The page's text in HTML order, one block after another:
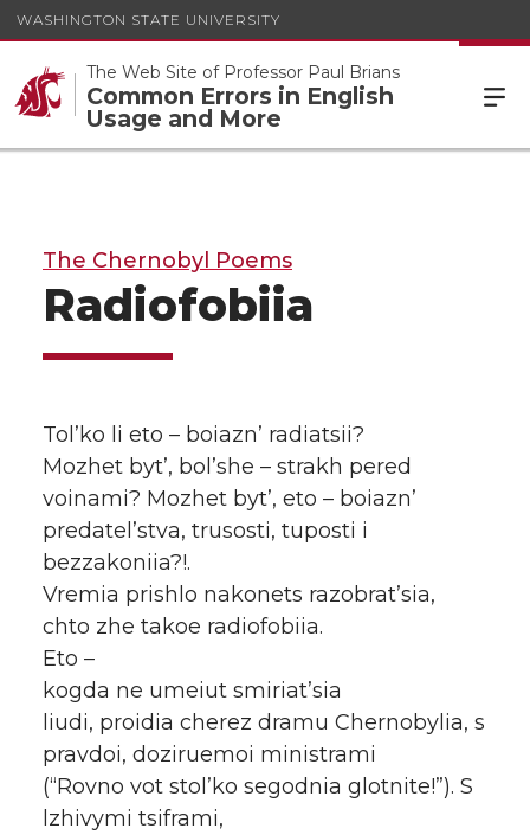
WASHINGTON STATE UNIVERSITY
The Web Site of Professor Paul Brians
Common Errors in English
Usage and More
The Chernobyl Poems
Radiofobiia
Tol’ko li eto – boiazn’ radiatsii?
Mozhet byt’, bol’she – strakh pered
voinami? Mozhet byt’, eto – boiazn’
predatel’stva, trusosti, tuposti i
bezzakoniia?!.
Vremia prishlo nakonets razobrat’sia,
chto zhe takoe radiofobiia.
Eto –
kogda ne umeiut smiriat’sia
liudi, proidia cherez dramu Chernobylia, s
pravdoi, doziruemoi ministrami
(“Rovno vot stol’ko segodnia glotnite!”). S
lzhivymi tsiframi,